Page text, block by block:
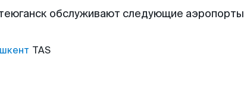
обслуживают следующие аэропорты
TAS